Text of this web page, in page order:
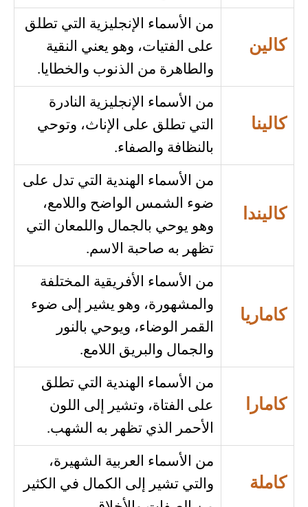
كالين
من الأسماء الإنجليزية التي تطلق
على الفتيات، وهو يعني النقية
والطاهرة من الذنوب والخطايا.
كالينا
من الأسماء الإنجليزية النادرة
التي تطلق على الإناث، وتوحي
بالنظافة والصفاء.
كاليندا
من الأسماء الهندية التي تدل على
ضوء الشمس الواضح واللامع،
وهو يوحي بالجمال واللمعان التي
تظهر به صاحبة الاسم.
كاماريا
من الأسماء الأفريقية المختلفة
والمشهورة، وهو يشير إلى ضوء
القمر الوضاء، ويوحي بالنور
والجمال والبريق اللامع.
كامارا
من الأسماء الهندية التي تطلق
على الفتاة، وتشير إلى اللون
الأحمر الذي تظهر به الشهب.
كاملة
من الأسماء العربية الشهيرة،
والتي تشير إلى الكمال في الكثير